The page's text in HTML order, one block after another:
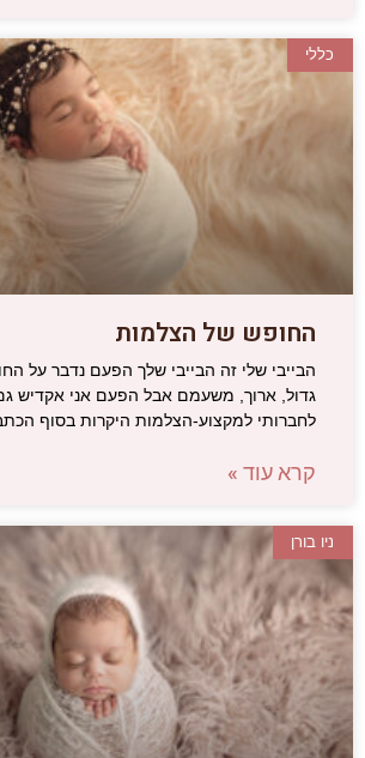
כללי
החופש של הצלמות
הבייבי שלי זה הבייבי שלך הפעם נדבר על
גדול, ארוך, משעמם אבל הפעם אני אקדיש
לחברותי למקצוע-הצלמות היקרות בסוף
קרא עוד »
ניו בורן